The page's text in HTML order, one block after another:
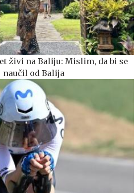
živi na Baliju: Mislim, da bi se
naučil od Balija